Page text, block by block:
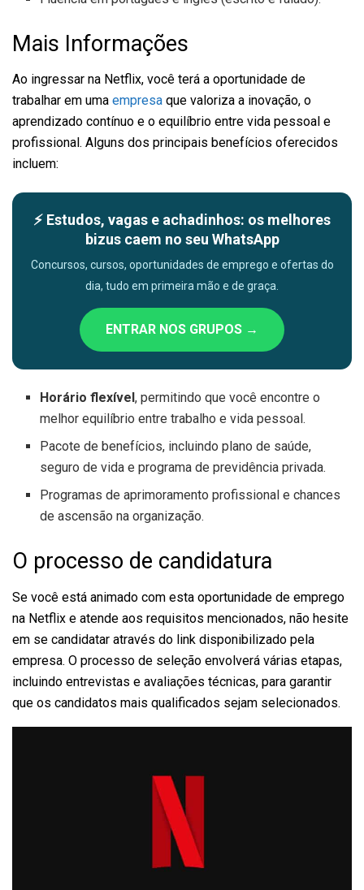
Mais Informações
Ao ingressar na Netflix, você terá a oportunidade de
trabalhar em uma empresa que valoriza a inovação, o
aprendizado contínuo e o equilíbrio entre vida pessoal e
profissional. Alguns dos principais benefícios oferecidos
incluem:
⚡ Estudos, vagas e achadinhos: os melhores
bizus caem no seu WhatsApp
Concursos, cursos, oportunidades de emprego e ofertas do
dia, tudo em primeira mão e de graça.
ENTRAR NOS GRUPOS →
Horário flexível, permitindo que você encontre o
melhor equilíbrio entre trabalho e vida pessoal.
Pacote de benefícios, incluindo plano de saúde,
seguro de vida e programa de previdência privada.
Programas de aprimoramento profissional e chances
de ascensão na organização.
O processo de candidatura
Se você está animado com esta oportunidade de emprego
na Netflix e atende aos requisitos mencionados, não hesite
em se candidatar através do link disponibilizado pela
empresa. O processo de seleção envolverá várias etapas,
incluindo entrevistas e avaliações técnicas, para garantir
que os candidatos mais qualificados sejam selecionados.